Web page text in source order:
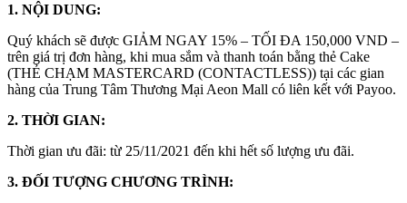
1. NỘI DUNG:
Quý khách sẽ được GIẢM NGAY 15% – TỐI ĐA 150,000 VND –
trên giá trị đơn hàng, khi mua sắm và thanh toán bằng thẻ Cake
(THẺ CHẠM MASTERCARD (CONTACTLESS)) tại các gian
hàng của Trung Tâm Thương Mại Aeon Mall có liên kết với Payoo.
2. THỜI GIAN:
Thời gian ưu đãi: từ 25/11/2021 đến khi hết số lượng ưu đãi.
3. ĐỐI TƯỢNG CHƯƠNG TRÌNH: